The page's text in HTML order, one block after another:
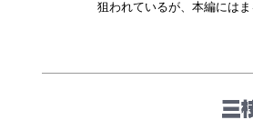
狙われているが、本編には